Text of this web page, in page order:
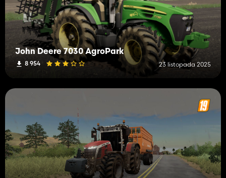
John Deere 7030 AgroPark
8 954 23 listopada 2025